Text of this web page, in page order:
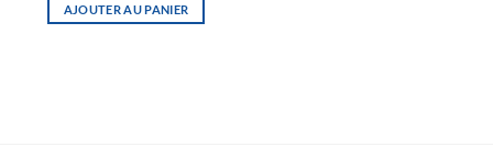
AJOUTER AU PANIER